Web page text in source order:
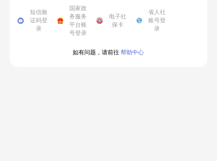
短信验
证码登
录
国家政
务服务
平台账
号登录
电子社
保卡
省人社
账号登
录
如有问题，请前往 帮助中心